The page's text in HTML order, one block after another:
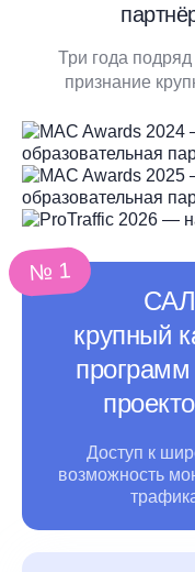
Три года
признание
крупный
Доступ к
возможность
№ 1